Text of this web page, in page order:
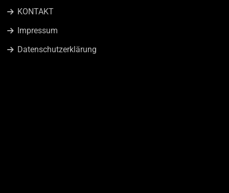
KONTAKT
Impressum
Datenschutzerklärung